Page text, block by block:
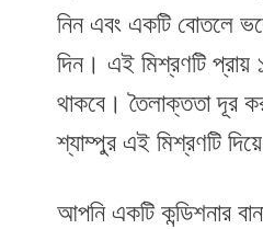
নিন এবং একটি বোতলে
দিন। এই মিশ্রণটি
থাকবে। তৈলাক্ততা দূর
শ্যাম্পুর এই মিশ্রণটি
আপনি একটি কন্ডিশনার